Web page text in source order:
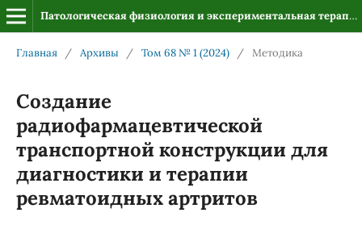
Патологическая физиология и экспериментальная терапия
Главная / Архивы / Том 68 № 1 (2024) / Методика
Создание
радиофармацевтической
транспортной конструкции для
диагностики и терапии
ревматоидных артритов